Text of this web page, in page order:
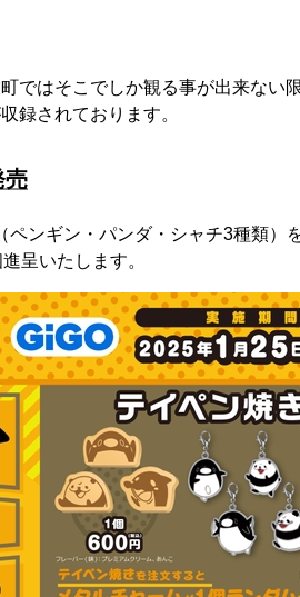
ではそこでしか観る事が出来ない
録されております。
売
ンギン・パンダ・シャチ3種類）
呈いたします。